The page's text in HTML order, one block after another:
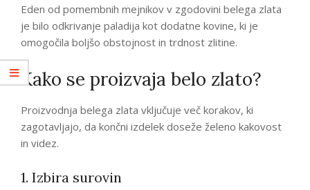
Eden od pomembnih mejnikov v zgodovini belega zlata
je bilo odkrivanje paladija kot dodatne kovine, ki je
omogočila boljšo obstojnost in trdnost zlitine.
Kako se proizvaja belo zlato?
Proizvodnja belega zlata vključuje več korakov, ki
zagotavljajo, da končni izdelek doseže želeno kakovost
in videz.
1. Izbira surovin